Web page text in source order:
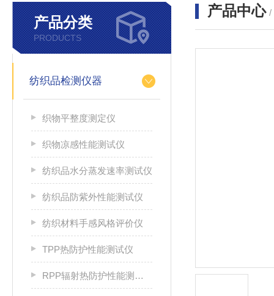
产品分类
PRODUCTS
纺织品检测仪器
织物平整度测定仪
织物凉感性能测试仪
纺织品水分蒸发速率测试仪
纺织品防紫外性能测试仪
纺织材料手感风格评价仪
TPP热防护性能测试仪
RPP辐射热防护性能测试仪
产品中心 /